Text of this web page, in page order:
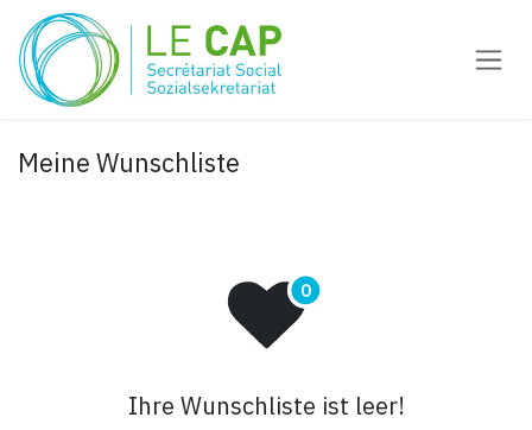
Zum Inhalt springen
Meine Wunschliste
Ihre Wunschliste ist leer!